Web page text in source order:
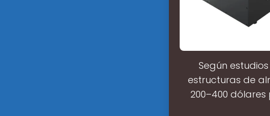
Según
estructuras de
200–400